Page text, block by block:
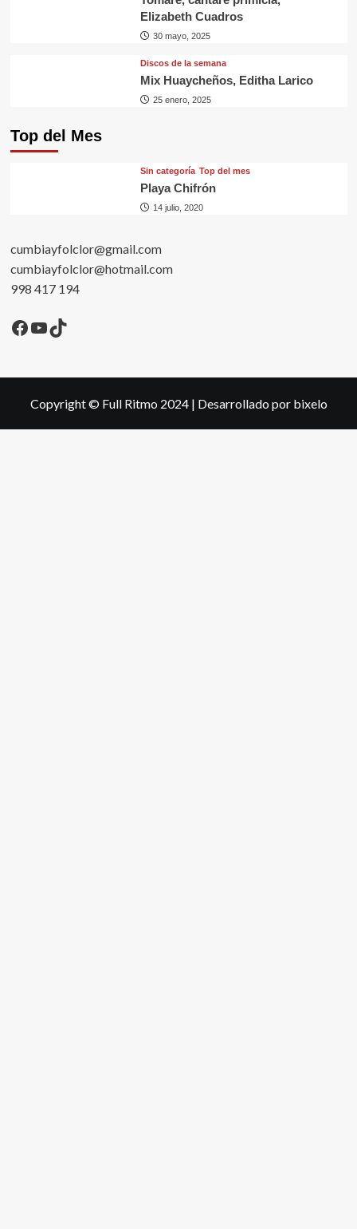
Elizabeth Cuadros
30 mayo, 2025
Discos de la semana
Mix Huaycheños, Editha Larico
25 enero, 2025
Top del Mes
Sin categorí­a Top del mes
Playa Chifrón
14 julio, 2020
cumbiayfolclor@gmail.com
cumbiayfolclor@hotmail.com
998 417 194
Facebook
YouTube
TikTok
Copyright © Full Ritmo 2024 | Desarrollado por bixelo